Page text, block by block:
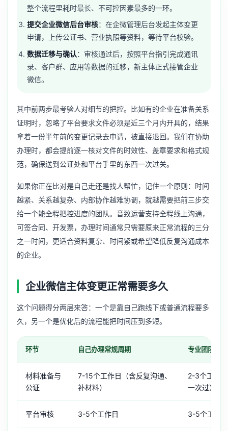
整个流程里耗时最长、不可控因素最多的一环。
提交企业微信后台审核：在企微管理后台发起主体变更
申请，上传公证书、营业执照等资料，等待平台校验。
数据迁移与确认：审核通过后，按照平台指引完成通讯
录、客户群、应用等数据的迁移，新主体正式接管企业
微信。
其中前两步最考验人对细节的把控。比如有的企业在准备关系
证明时，忽略了平台要求文件必须是近三个月内开具的，结果
拿着一份半年前的变更记录去申请，被直接退回。我们在协助
办理时，都会提前逐一核对文件的时效性、盖章要求和格式规
范，确保送到公证处和平台手里的东西一次过关。
如果你正在比对是自己走还是找人帮忙，记住一个原则：时间
越紧、关系越复杂、内部协作越难协调，就越需要把前三步交
给一个能全程把控进度的团队。音致运营支持全程线上沟通，
可签合同、开发票，办理时间通常只需要原来正常流程的三分
之一时间，更适合资料复杂、时间紧或希望降低反复沟通成本
的企业。
企业微信主体变更正常需要多久
这个问题得分两层来答：一个是靠自己跑线下或普通流程要多
久，另一个是优化后的流程能把时间压到多短。
环节 自己办理常规周期 专业团队协
材料准备与
公证
7-15个工作日（含反复沟通、
补材料）
2-3个工作
一次过）
平台审核 3-5个工作日 3-5个工作日